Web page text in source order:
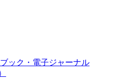
ック・電子ジャーナル